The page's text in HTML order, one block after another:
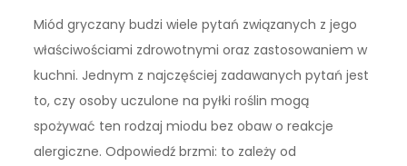
Miód gryczany budzi wiele pytań związanych z jego
właściwościami zdrowotnymi oraz zastosowaniem w
kuchni. Jednym z najczęściej zadawanych pytań jest
to, czy osoby uczulone na pyłki roślin mogą
spożywać ten rodzaj miodu bez obaw o reakcje
alergiczne. Odpowiedź brzmi: to zależy od